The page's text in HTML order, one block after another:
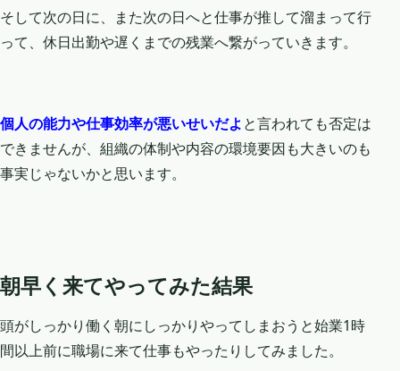
そして次の日に、また次の日へと仕事が推して溜まって行
って、休日出勤や遅くまでの残業へ繋がっていきます。
個人の能力や仕事効率が悪いせいだよと言われても否定は
できませんが、組織の体制や内容の環境要因も大きいのも
事実じゃないかと思います。
朝早く来てやってみた結果
頭がしっかり働く朝にしっかりやってしまおうと始業1時
間以上前に職場に来て仕事もやったりしてみました。